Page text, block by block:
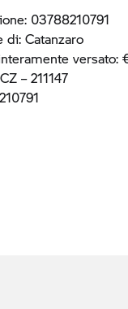
03788210791
di: Catanzaro
– 211147